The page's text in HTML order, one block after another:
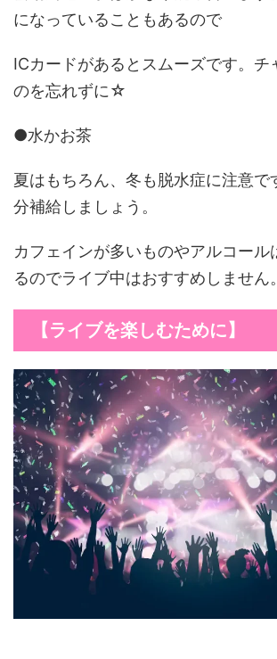
になっていることもあるので
ICカードがあるとスムーズです。チ
のを忘れずに☆
●水かお茶
夏はもちろん、冬も脱水症に注意で
分補給しましょう。
カフェインが多いものやアルコール
るのでライブ中はおすすめしません。
【ライブを楽しむために】